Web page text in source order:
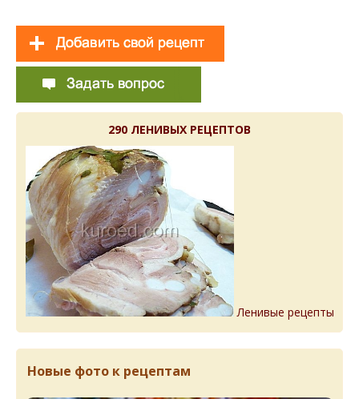
290 ЛЕНИВЫХ РЕЦЕПТОВ
Ленивые рецепты
Новые фото к рецептам